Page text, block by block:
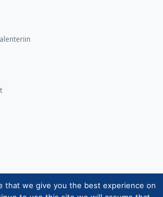
Rotarypalvelu ry 2026 |
that we give you the best experience on